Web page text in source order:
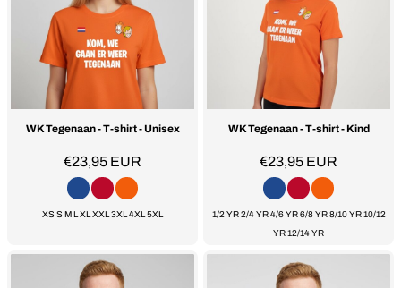
WK Tegenaan - T-shirt - Unisex
€23,95 EUR
XS S M L XL XXL 3XL 4XL 5XL
WK Tegenaan - T-shirt - Kind
€23,95 EUR
1/2 YR 2/4 YR 4/6 YR 6/8 YR 8/10 YR 10/12
YR 12/14 YR